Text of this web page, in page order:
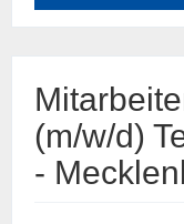
(m/w/d)
-